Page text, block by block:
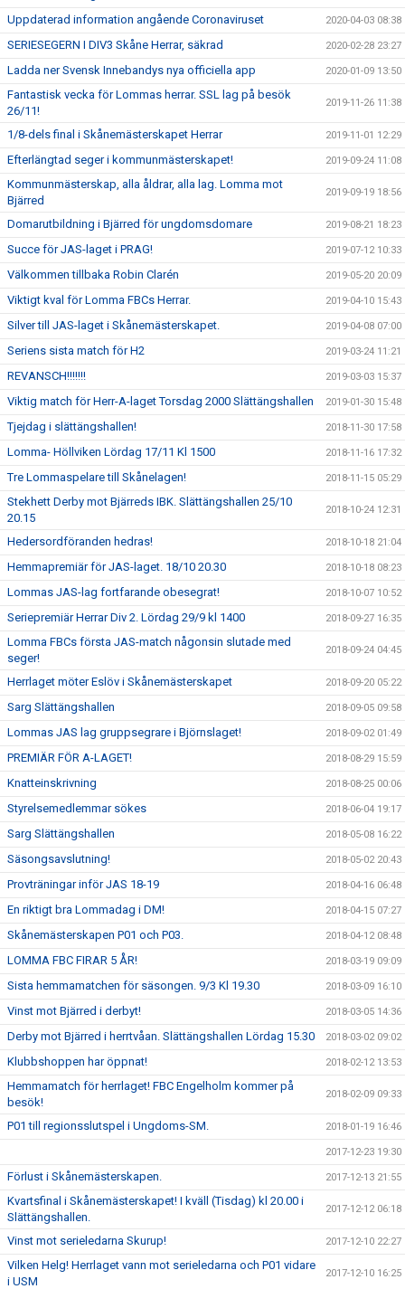
Uppdaterad information angående Coronaviruset 2020-04-03 08:38
SERIESEGERN I DIV3 Skåne Herrar, säkrad 2020-02-28 23:27
Ladda ner Svensk Innebandys nya officiella app 2020-01-09 13:50
Fantastisk vecka för Lommas herrar. SSL lag på besök
26/11!
2019-11-26 11:38
1/8-dels final i Skånemästerskapet Herrar 2019-11-01 12:29
Efterlängtad seger i kommunmästerskapet! 2019-09-24 11:08
Kommunmästerskap, alla åldrar, alla lag. Lomma mot
Bjärred
2019-09-19 18:56
Domarutbildning i Bjärred för ungdomsdomare 2019-08-21 18:23
Succe för JAS-laget i PRAG! 2019-07-12 10:33
Välkommen tillbaka Robin Clarén 2019-05-20 20:09
Viktigt kval för Lomma FBCs Herrar. 2019-04-10 15:43
Silver till JAS-laget i Skånemästerskapet. 2019-04-08 07:00
Seriens sista match för H2 2019-03-24 11:21
REVANSCH!!!!!!! 2019-03-03 15:37
Viktig match för Herr-A-laget Torsdag 2000 Slättängshallen 2019-01-30 15:48
Tjejdag i slättängshallen! 2018-11-30 17:58
Lomma- Höllviken Lördag 17/11 Kl 1500 2018-11-16 17:32
Tre Lommaspelare till Skånelagen! 2018-11-15 05:29
Stekhett Derby mot Bjärreds IBK. Slättängshallen 25/10
20.15
2018-10-24 12:31
Hedersordföranden hedras! 2018-10-18 21:04
Hemmapremiär för JAS-laget. 18/10 20.30 2018-10-18 08:23
Lommas JAS-lag fortfarande obesegrat! 2018-10-07 10:52
Seriepremiär Herrar Div 2. Lördag 29/9 kl 1400 2018-09-27 16:35
Lomma FBCs första JAS-match någonsin slutade med
seger!
2018-09-24 04:45
Herrlaget möter Eslöv i Skånemästerskapet 2018-09-20 05:22
Sarg Slättängshallen 2018-09-05 09:58
Lommas JAS lag gruppsegrare i Björnslaget! 2018-09-02 01:49
PREMIÄR FÖR A-LAGET! 2018-08-29 15:59
Knatteinskrivning 2018-08-25 00:06
Styrelsemedlemmar sökes 2018-06-04 19:17
Sarg Slättängshallen 2018-05-08 16:22
Säsongsavslutning! 2018-05-02 20:43
Provträningar inför JAS 18-19 2018-04-16 06:48
En riktigt bra Lommadag i DM! 2018-04-15 07:27
Skånemästerskapen P01 och P03. 2018-04-12 08:48
LOMMA FBC FIRAR 5 ÅR! 2018-03-19 09:09
Sista hemmamatchen för säsongen. 9/3 Kl 19.30 2018-03-09 16:10
Vinst mot Bjärred i derbyt! 2018-03-05 14:36
Derby mot Bjärred i herrtvåan. Slättängshallen Lördag 15.30 2018-03-02 09:02
Klubbshoppen har öppnat! 2018-02-12 13:53
Hemmamatch för herrlaget! FBC Engelholm kommer på
besök!
2018-02-09 09:33
P01 till regionsslutspel i Ungdoms-SM. 2018-01-19 16:46
2017-12-23 19:30
Förlust i Skånemästerskapen. 2017-12-13 21:55
Kvartsfinal i Skånemästerskapet! I kväll (Tisdag) kl 20.00 i
Slättängshallen.
2017-12-12 06:18
Vinst mot serieledarna Skurup! 2017-12-10 22:27
Vilken Helg! Herrlaget vann mot serieledarna och P01 vidare
i USM
2017-12-10 16:25